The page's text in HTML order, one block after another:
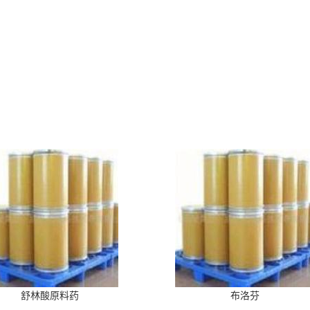
舒林酸原料药 布洛芬